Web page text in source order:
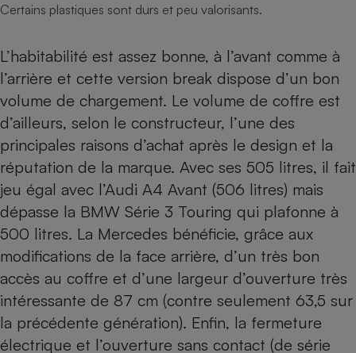
Certains plastiques sont durs et peu valorisants.
L’habitabilité est assez bonne, à l’avant comme à
l’arrière et cette version break dispose d’un bon
volume de chargement. Le volume de coffre est
d’ailleurs, selon le constructeur, l’une des
principales raisons d’achat après le design et la
réputation de la marque. Avec ses 505 litres, il fait
jeu égal avec l’Audi A4 Avant (506 litres) mais
dépasse la BMW Série 3 Touring qui plafonne à
500 litres. La Mercedes bénéficie, grâce aux
modifications de la face arrière, d’un très bon
accès au coffre et d’une largeur d’ouverture très
intéressante de 87 cm (contre seulement 63,5 sur
la précédente génération). Enfin, la fermeture
électrique et l’ouverture sans contact (de série